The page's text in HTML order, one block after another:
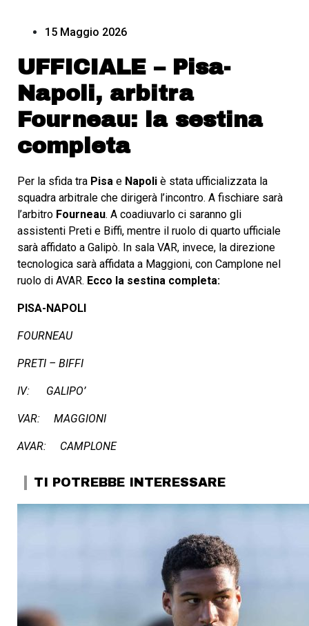
15 Maggio 2026
UFFICIALE – Pisa-
Napoli, arbitra
Fourneau: la sestina
completa
Per la sfida tra Pisa e Napoli è stata ufficializzata la
squadra arbitrale che dirigerà l’incontro. A fischiare sarà
l’arbitro Fourneau. A coadiuvarlo ci saranno gli
assistenti Preti e Biffi, mentre il ruolo di quarto ufficiale
sarà affidato a Galipò. In sala VAR, invece, la direzione
tecnologica sarà affidata a Maggioni, con Camplone nel
ruolo di AVAR. Ecco la sestina completa:
PISA-NAPOLI
FOURNEAU
PRETI – BIFFI
IV: GALIPO’
VAR: MAGGIONI
AVAR: CAMPLONE
TI POTREBBE INTERESSARE